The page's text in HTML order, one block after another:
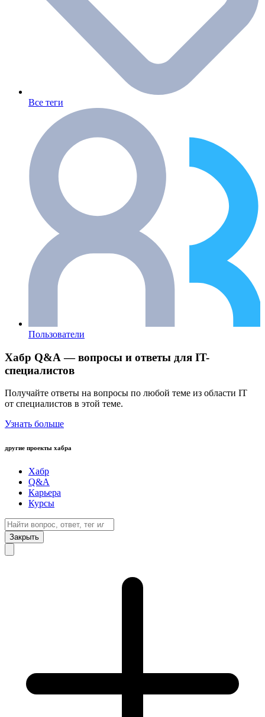
Все теги
Пользователи
Хабр Q&A — вопросы и ответы для IT-
специалистов
Получайте ответы на вопросы по любой теме из области IT
от специалистов в этой теме.
Узнать больше
другие проекты хабра
Хабр
Q&A
Карьера
Курсы
Закрыть